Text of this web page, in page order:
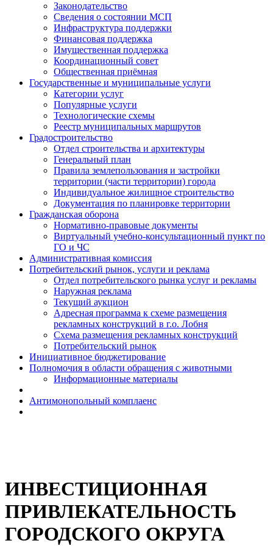
Законодательство
Сведения о состоянии МСП
Инфраструктура поддержки
Финансовая поддержка
Имущественная поддержка
Координационный совет
Общественная приёмная
Государственные и муниципальные услуги
Категории услуг
Популярные услуги
Технологические схемы
Реестр муниципальных маршрутов
Градостроительство
Отдел строительства и архитектуры
Генеральный план
Правила землепользования и застройки
территории (части территории) города
Индивидуальное жилищное строительство
Документация по планировке территории
Гражданская оборона
Н​ормативно-правовые документы
Виртуальный учебно-консультационный пункт по
ГО и ЧС
Административная комиссия
Потребительский рынок, услуги и реклама
Отдел потребительского рынка услуг и рекламы
Наружная реклама
Текущий аукцион
Адресная программа к схеме размещения
рекламных конструкций в г.о. Лобня
Схема размещения рекламных конструкций
Потребительский рынок
Инициативное бюджетирование
Полномочия в области обращения с животными
Информационные материалы
Антимонопольный комплаенс
ИНВЕСТИЦИОННАЯ
ПРИВЛЕКАТЕЛЬНОСТЬ
ГОРОДСКОГО ОКРУГА